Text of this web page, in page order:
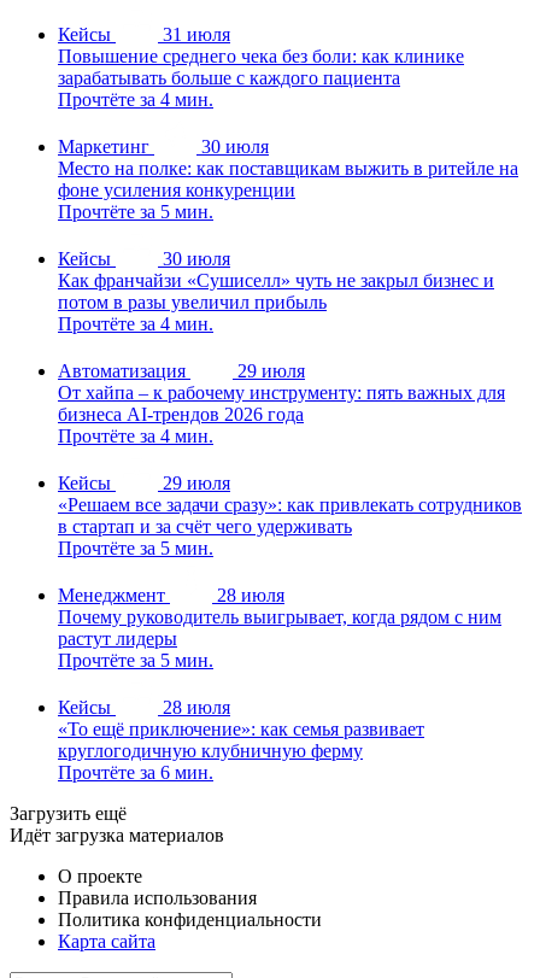
Кейсы
31 июля
Повышение среднего чека без боли: как клинике
зарабатывать больше с каждого пациента
Прочтёте за 4 мин.
Маркетинг
30 июля
Место на полке: как поставщикам выжить в ритейле на
фоне усиления конкуренции
Прочтёте за 5 мин.
Кейсы
30 июля
Как франчайзи «Сушиселл» чуть не закрыл бизнес и
потом в разы увеличил прибыль
Прочтёте за 4 мин.
Автоматизация
29 июля
От хайпа – к рабочему инструменту: пять важных для
бизнеса AI-трендов 2026 года
Прочтёте за 4 мин.
Кейсы
29 июля
«Решаем все задачи сразу»: как привлекать сотрудников
в стартап и за счёт чего удерживать
Прочтёте за 5 мин.
Менеджмент
28 июля
Почему руководитель выигрывает, когда рядом с ним
растут лидеры
Прочтёте за 5 мин.
Кейсы
28 июля
«То ещё приключение»: как семья развивает
круглогодичную клубничную ферму
Прочтёте за 6 мин.
Загрузить ещё
Идёт загрузка материалов
О проекте
Правила использования
Политика конфиденциальности
Карта сайта